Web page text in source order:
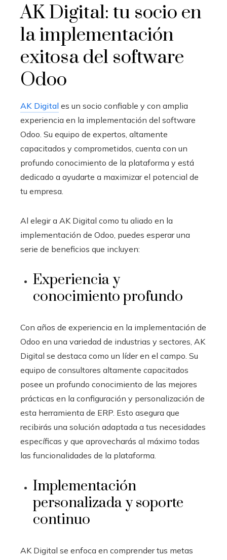
AK Digital: tu socio en
la implementación
exitosa del software
Odoo
AK Digital es un socio confiable y con amplia
experiencia en la implementación del software
Odoo. Su equipo de expertos, altamente
capacitados y comprometidos, cuenta con un
profundo conocimiento de la plataforma y está
dedicado a ayudarte a maximizar el potencial de
tu empresa.
Al elegir a AK Digital como tu aliado en la
implementación de Odoo, puedes esperar una
serie de beneficios que incluyen:
Experiencia y
conocimiento profundo
Con años de experiencia en la implementación de
Odoo en una variedad de industrias y sectores, AK
Digital se destaca como un líder en el campo. Su
equipo de consultores altamente capacitados
posee un profundo conocimiento de las mejores
prácticas en la configuración y personalización de
esta herramienta de ERP. Esto asegura que
recibirás una solución adaptada a tus necesidades
específicas y que aprovecharás al máximo todas
las funcionalidades de la plataforma.
Implementación
personalizada y soporte
continuo
AK Digital se enfoca en comprender tus metas